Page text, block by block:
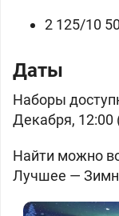
2 125/10
Даты
Наборы
Декабря, 12:00
Найти можно
Лучшее —